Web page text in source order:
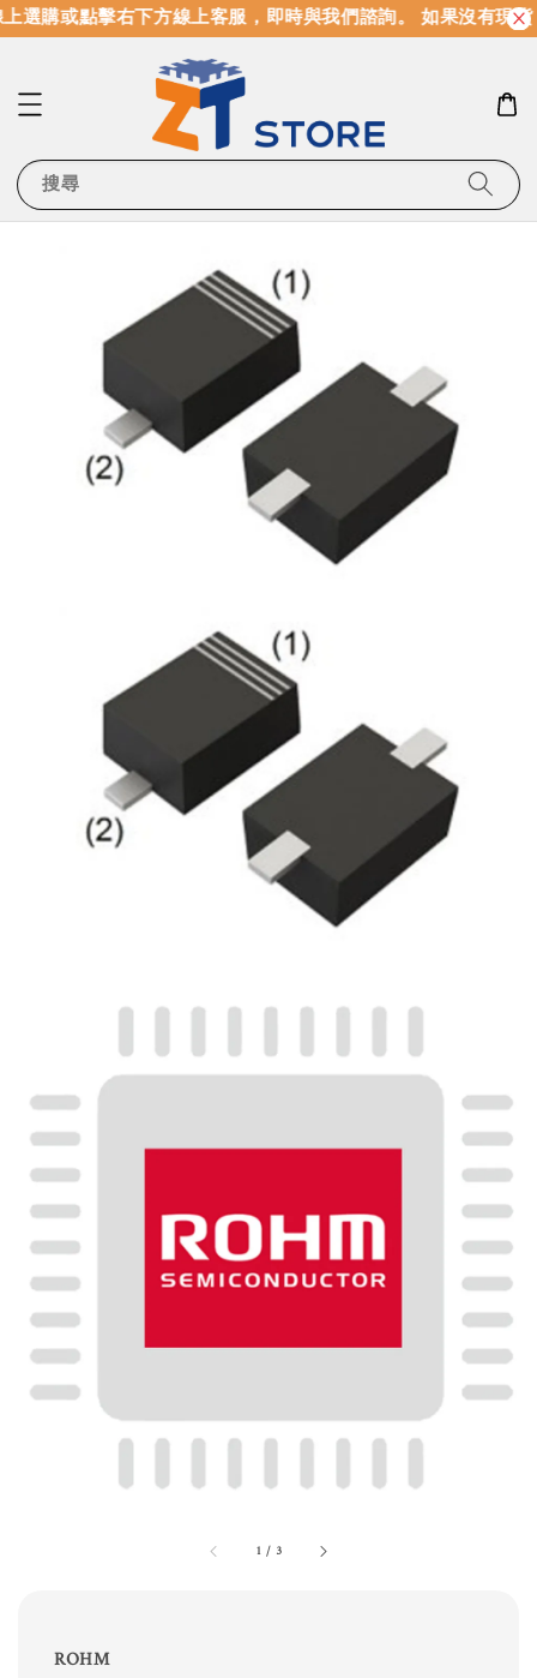
選購或點擊右下方線上客服，即時與我們諮詢。 如果沒有現貨
搜尋
1 / 3
ROHM